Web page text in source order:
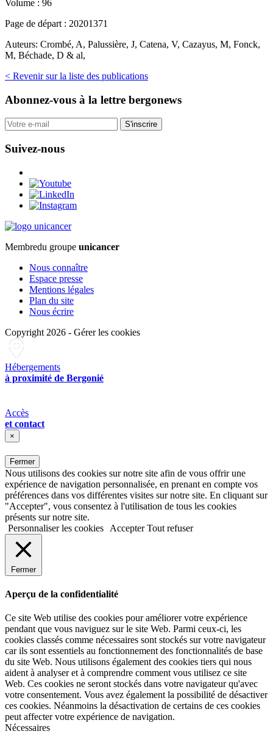
Volume : 96
Page de départ : 20201371
Auteurs: Crombé, A, Palussière, J, Catena, V, Cazayus, M, Fonck,
M, Béchade, D & al,
< Revenir sur la liste des publications
Abonnez-vous à la lettre bergonews
S'inscrire
Suivez-nous
Membredu groupe unicancer
Nous connaître
Espace presse
Mentions légales
Plan du site
Nous écrire
Copyright 2026 - Gérer les cookies
Hébergements
à proximité de Bergonié
Accès
et contact
×
Fermer
Nous utilisons des cookies sur notre site afin de vous offrir une
expérience de navigation personnalisée, en prenant en compte vos
préférences dans vos différentes visites sur notre site. En cliquant sur
"Accepter", vous consentez à l'utilisation de tous les cookies
présents sur notre site.
Personnaliser les cookies
Accepter Tout refuser
Fermer
Aperçu de la confidentialité
Ce site Web utilise des cookies pour améliorer votre expérience
pendant que vous naviguez sur le site Web. Parmi ceux-ci, les
cookies classés comme nécessaires sont stockés sur votre navigateur
car ils sont essentiels au fonctionnement des fonctionnalités de base
du site Web. Nous utilisons également des cookies tiers qui nous
aident à analyser et à comprendre comment vous utilisez ce site
Web. Ces cookies ne seront stockés dans votre navigateur qu'avec
votre consentement. Vous avez également la possibilité de désactiver
ces cookies. Néanmoins la désactivation de certains de ces cookies
peut affecter votre expérience de navigation.
Nécessaires